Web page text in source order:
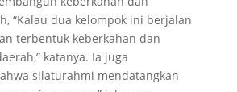
“Kalau dua kelompok ini berjalan
terbentuk keberkahan dan
katanya. Ia juga
silaturahmi mendatangkan